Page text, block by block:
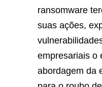
ransomware
suas ações,
empresariais o
abordagem da